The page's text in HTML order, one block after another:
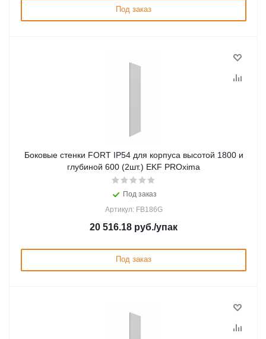
Под заказ
Боковые стенки FORT IP54 для корпуса высотой 1800 и
глубиной 600 (2шт.) EKF PROxima
Под заказ
Артикул: FB186G
20 516.18 руб./упак
Под заказ